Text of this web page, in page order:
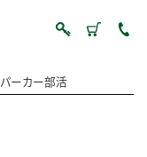
ーカー部活